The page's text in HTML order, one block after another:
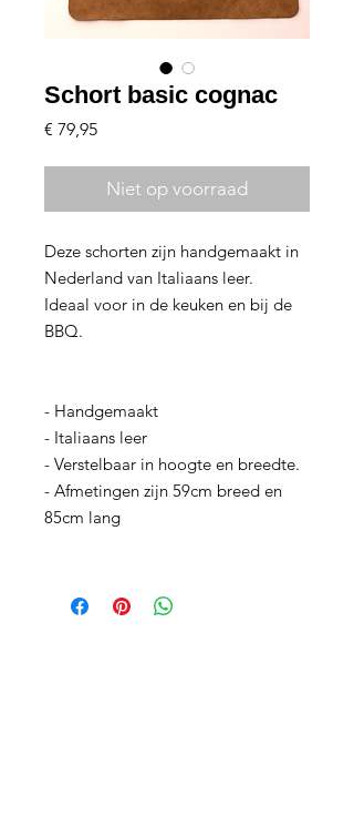
Schort basic cognac
€ 79,95Prijs
Niet op voorraad
Deze schorten zijn handgemaakt in
Nederland van Italiaans leer.
Ideaal voor in de keuken en bij de
BBQ.
- Handgemaakt
- Italiaans leer
- Verstelbaar in hoogte en breedte.
- Afmetingen zijn 59cm breed en
85cm lang